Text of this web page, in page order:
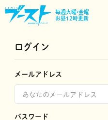
毎週火曜•金曜
お昼12時更新
ログイン
メールアドレス
パスワード